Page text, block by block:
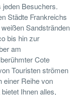
jeden Besuchers.
Städte Frankreichs
Sandstränden
bis hin zur
am
Cote
Touristen strömen
einer Reihe von
Ihnen alles,